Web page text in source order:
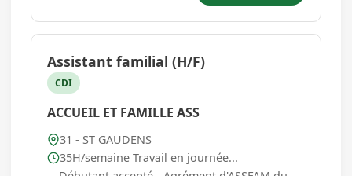
Veiller à l'entretien du camion...
Assistant familial (H/F)
CDI
ACCUEIL ET FAMILLE ASS
31 - ST GAUDENS
35H/semaine Travail en journée...